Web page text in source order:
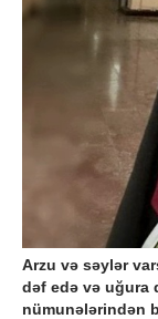
Arzu və səylər
dəf edə və uğura
nümunələrindən